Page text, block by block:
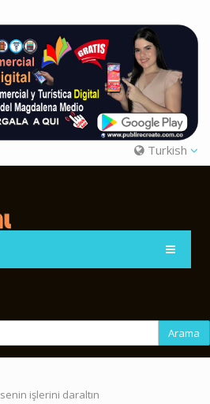
Turkish
Arama
senin işlerini daraltın